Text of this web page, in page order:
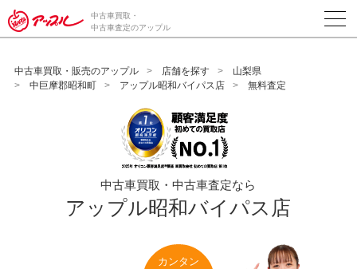
/*ABテスト_新規査定フォームの為のCVボタン*/
中古車買取・
中古車査定のアップル
中古車買取・販売のアップル 店舗を探す
山梨県
中巨摩郡昭和町
アップル昭和バイパス店 無料査定
中古車買取・中古車査定なら
アップル昭和バイパス店
カンタン